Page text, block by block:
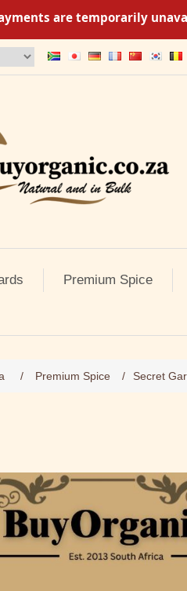
are temporarily
Premium Spice
/ Premium Spice / Secret